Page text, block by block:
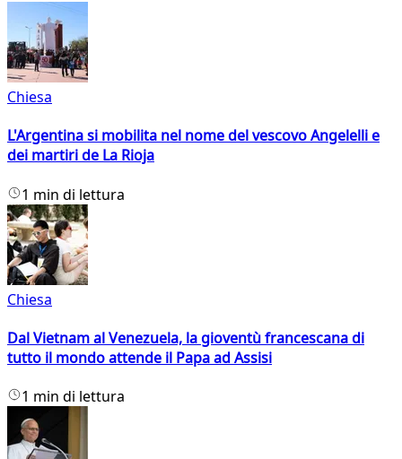
Chiesa
L'Argentina si mobilita nel nome del vescovo Angelelli e
dei martiri de La Rioja
1 min di lettura
Chiesa
Dal Vietnam al Venezuela, la gioventù francescana di
tutto il mondo attende il Papa ad Assisi
1 min di lettura